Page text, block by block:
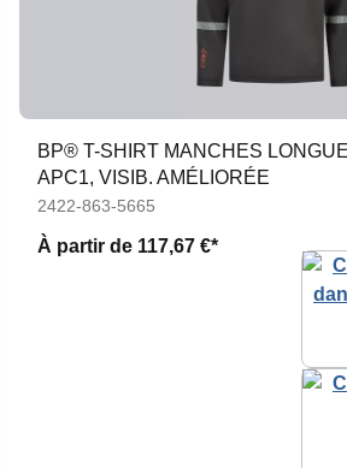
BP® T-SHIRT MANCHES
APC1, VISIB. AMÉLIORÉE
2422-863-5665
À partir de 117,67 €*